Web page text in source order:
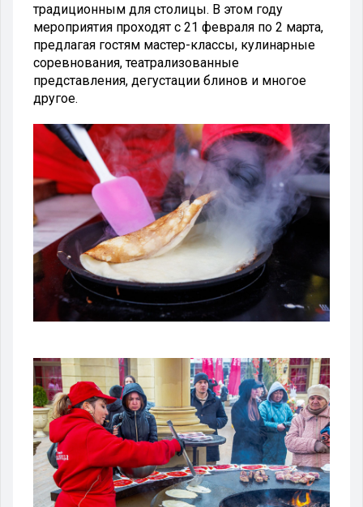
традиционным для столицы. В этом году
мероприятия проходят с 21 февраля по 2 марта,
предлагая гостям мастер-классы, кулинарные
соревнования, театрализованные
представления, дегустации блинов и многое
другое.